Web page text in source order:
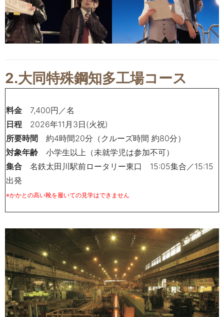
2.大同特殊鋼知多工場コース
料金 7,400円／名
日程
2026年11 月 3日(火祝)
所要時間 約4時間20分（クルーズ時間 約80分）
対象年齢 小学生以上（未就学児は参加不可）
集合 名鉄太田川駅前ロータリー東口 15:05集合／15:15
出発
※かかとの高い靴を履いての見学はできません